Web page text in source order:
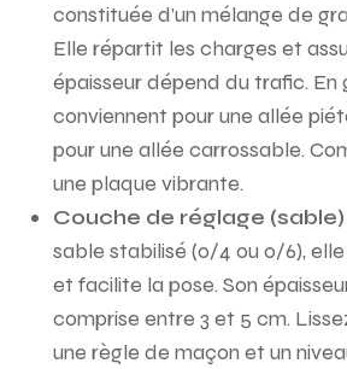
constituée d’un mélange de
Elle répartit les charges et
épaisseur dépend du trafic. En
conviennent pour une allée
pour une allée carrossable.
une plaque vibrante.
Couche de réglage (sable)
sable stabilisé (0/4 ou 0/6),
et facilite la pose. Son
comprise entre 3 et 5 cm.
une règle de maçon et un